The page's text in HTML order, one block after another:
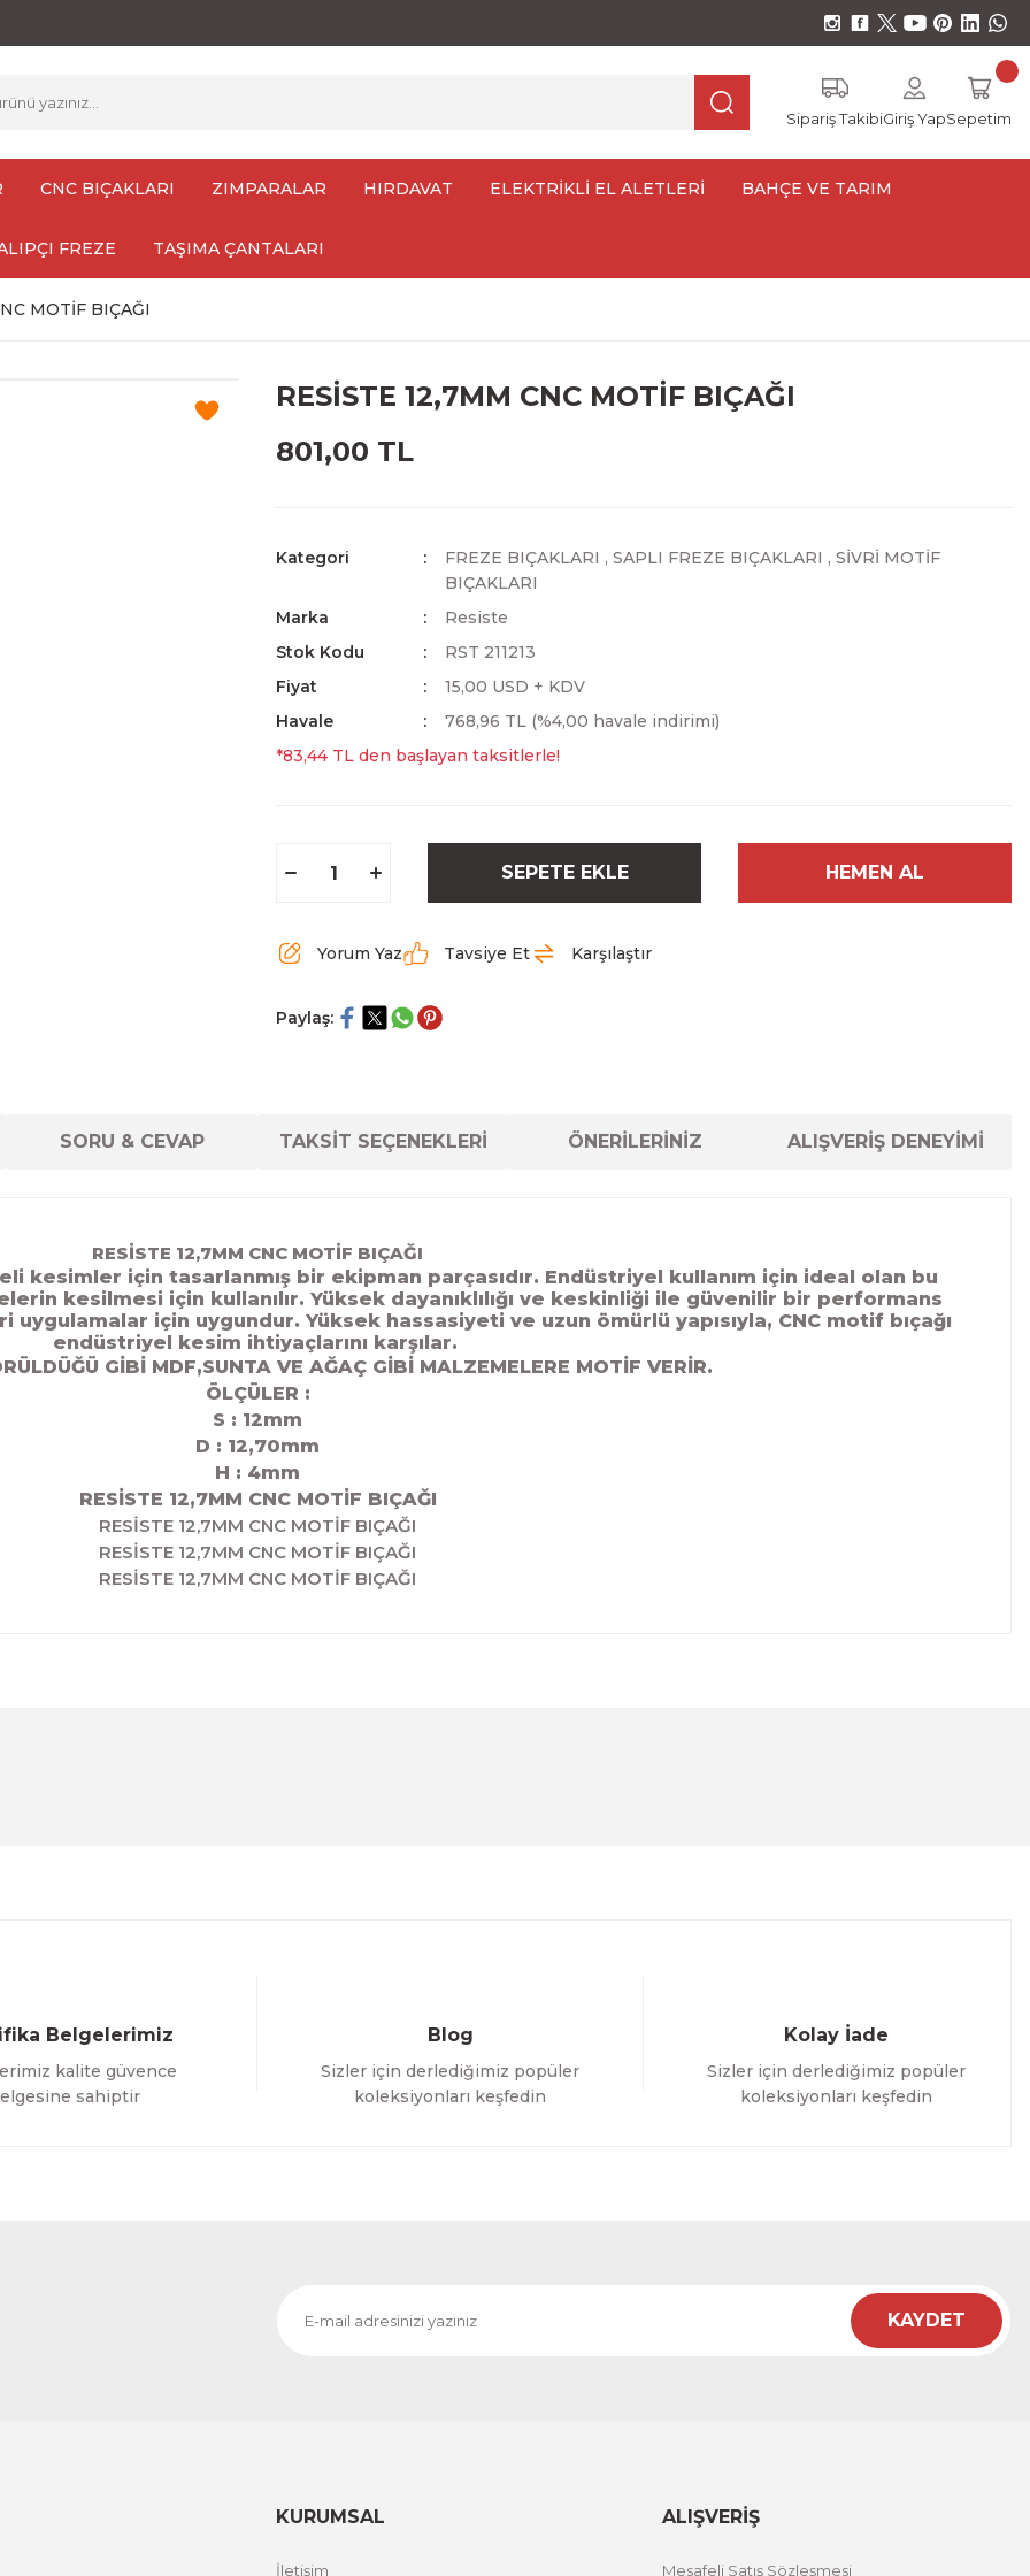
Sipariş TakibiGiriş YapSepetim
CNC BIÇAKLARI ZIMPARALAR HIRDAVAT ELEKTRİKLİ EL ALETLERİ BAHÇE VE TARIM
FREZE TAŞIMA ÇANTALARI
MOTİF BIÇAĞI
RESİSTE 12,7MM CNC MOTİF BIÇAĞI
801,00 TL
Kategori FREZE BIÇAKLARI , SAPLI FREZE BIÇAKLARI , SİVRİ MOTİF
BIÇAKLARI
Marka
Resiste
Stok Kodu
RST 211213
Fiyat
15,00 USD + KDV
Havale
768,96 TL (%4,00 havale indirimi)
*83,44 TL den başlayan taksitlerle!
SEPETE EKLE HEMEN AL
Yorum Yaz Tavsiye Et Karşılaştır
Paylaş:
SORU & CEVAP TAKSİT SEÇENEKLERİ ÖNERİLERİNİZ ALIŞVERİŞ DENEYİMİ
RESİSTE 12,7MM CNC MOTİF BIÇAĞI
kesimler için tasarlanmış bir ekipman parçasıdır. Endüstriyel kullanım için ideal olan bu
kesilmesi için kullanılır. Yüksek dayanıklılığı ve keskinliği ile güvenilir bir performans
uygulamalar için uygundur. Yüksek hassasiyeti ve uzun ömürlü yapısıyla, CNC motif bıçağı
endüstriyel kesim ihtiyaçlarını karşılar.
GİBİ MDF,SUNTA VE AĞAÇ GİBİ MALZEMELERE MOTİF VERİR.
ÖLÇÜLER :
S : 12mm
D : 12,70mm
H : 4mm
RESİSTE 12,7MM CNC MOTİF BIÇAĞI
RESİSTE 12,7MM CNC MOTİF BIÇAĞI
RESİSTE 12,7MM CNC MOTİF BIÇAĞI
RESİSTE 12,7MM CNC MOTİF BIÇAĞI
Belgelerimiz
kalite güvence
sahiptir
Blog
Sizler için derlediğimiz popüler
koleksiyonları keşfedin
Kolay İade
Sizler için derlediğimiz popüler
koleksiyonları keşfedin
KAYDET
KURUMSAL
İletişim
ALIŞVERİŞ
Mesafeli Satış Sözleşmesi